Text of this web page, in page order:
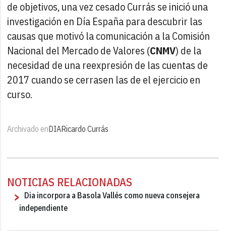
de objetivos, una vez cesado Currás se inició una
investigación en Día España para descubrir las
causas que motivó la comunicación a la Comisión
Nacional del Mercado de Valores (CNMV) de la
necesidad de una reexpresión de las cuentas de
2017 cuando se cerrasen las de el ejercicio en
curso.
Archivado enDIARicardo Currás
NOTICIAS RELACIONADAS
Dia incorpora a Basola Vallés como nueva consejera
independiente